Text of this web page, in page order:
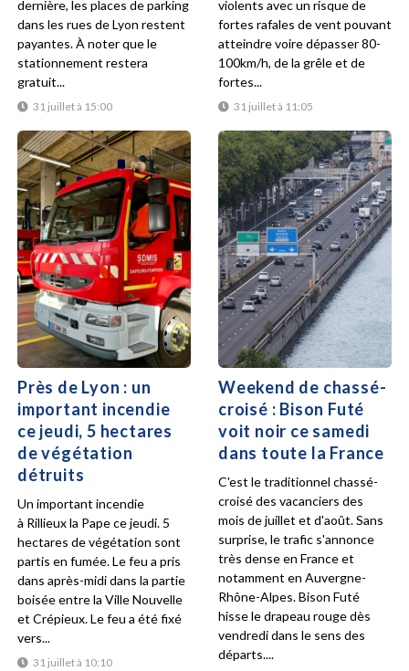
31 juillet à 15:00
dernière, les places de parking
dans les rues de Lyon restent
payantes. À noter que le
stationnement restera
gratuit...
31 juillet à 11:05
violents avec un risque de
fortes rafales de vent pouvant
atteindre voire dépasser 80-
100km/h, de la grêle et de
fortes...
Près de Lyon : un
important incendie
ce jeudi, 5 hectares
de végétation
détruits
31 juillet à 10:10
Un important incendie
à Rillieux la Pape ce jeudi. 5
hectares de végétation sont
partis en fumée. Le feu a pris
dans après-midi dans la partie
boisée entre la Ville Nouvelle
et Crépieux. Le feu a été fixé
vers...
Weekend de chassé-
croisé : Bison Futé
voit noir ce samedi
dans toute la France
C'est le traditionnel chassé-
croisé des vacanciers des
mois de juillet et d'août. Sans
surprise, le trafic s'annonce
très dense en France et
notamment en Auvergne-
Rhône-Alpes. Bison Futé
hisse le drapeau rouge dès
vendredi dans le sens des
départs....